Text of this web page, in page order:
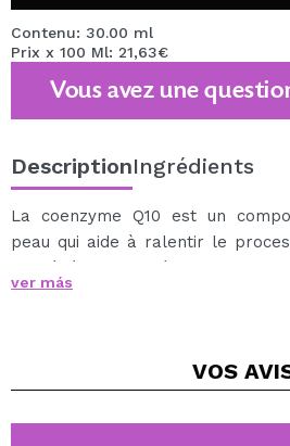
Contenu: 30.00 ml
Prix x 100 Ml: 21,63€
Vous avez une
DescriptionIngrédients
La coenzyme Q10 est un
peau qui aide à ralentir le
en générant de l'énergie dans
protégeant des radicaux libres.
de collagène de la peau, créant
ver más
VOS